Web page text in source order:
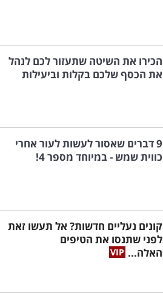
הכירו את השיטה שתעזור לכם לנהל
את הכסף שלכם בקלות וביעילות
9 דברים שאסור לעשות לעור אחרי
כווית שמש - במיוחד מספר 4!
קונים נעליים חדשות? אל תעשו זאת
לפני שתנסו את הטיפים
האלה...